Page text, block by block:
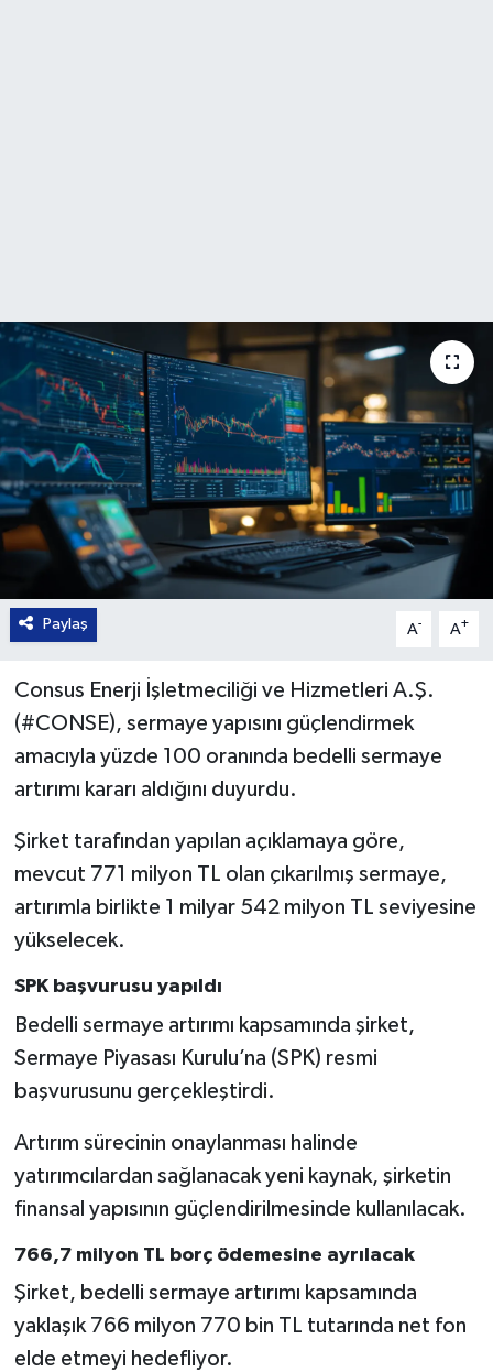
Paylaş A- A+
Consus Enerji İşletmeciliği ve Hizmetleri A.Ş.
(#CONSE), sermaye yapısını güçlendirmek
amacıyla yüzde 100 oranında bedelli sermaye
artırımı kararı aldığını duyurdu.
Şirket tarafından yapılan açıklamaya göre,
mevcut 771 milyon TL olan çıkarılmış sermaye,
artırımla birlikte 1 milyar 542 milyon TL seviyesine
yükselecek.
SPK başvurusu yapıldı
Bedelli sermaye artırımı kapsamında şirket,
Sermaye Piyasası Kurulu’na (SPK) resmi
başvurusunu gerçekleştirdi.
Artırım sürecinin onaylanması halinde
yatırımcılardan sağlanacak yeni kaynak, şirketin
finansal yapısının güçlendirilmesinde kullanılacak.
766,7 milyon TL borç ödemesine ayrılacak
Şirket, bedelli sermaye artırımı kapsamında
yaklaşık 766 milyon 770 bin TL tutarında net fon
elde etmeyi hedefliyor.